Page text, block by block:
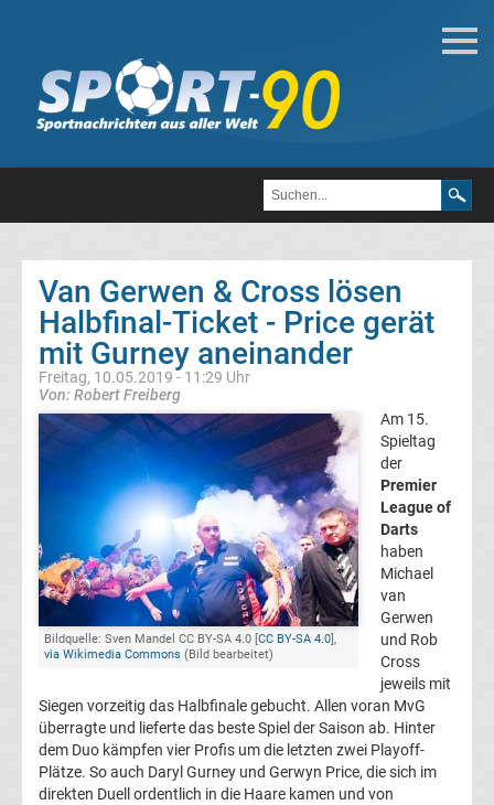
Darts
Darts
Aktuell
Bundesliga
Tabelle
Bundesliga
Liga
Ergebnisse
Liga
Ergebnisse
Van Gerwen & Cross lösen
Halbfinal-Ticket - Price gerät
mit Gurney aneinander
Freitag, 10.05.2019 - 11:29 Uhr
Von: Robert Freiberg
Bildquelle: Sven Mandel CC BY-SA 4.0 [CC BY-SA 4.0],
via Wikimedia Commons (Bild bearbeitet)
Am 15.
Spieltag
der
Premier
League of
Darts
haben
Michael
van
Gerwen
und Rob
Cross
jeweils mit
Siegen vorzeitig das Halbfinale gebucht. Allen voran MvG
überragte und lieferte das beste Spiel der Saison ab. Hinter
dem Duo kämpfen vier Profis um die letzten zwei Playoff-
Plätze. So auch Daryl Gurney und Gerwyn Price, die sich im
direkten Duell ordentlich in die Haare kamen und von